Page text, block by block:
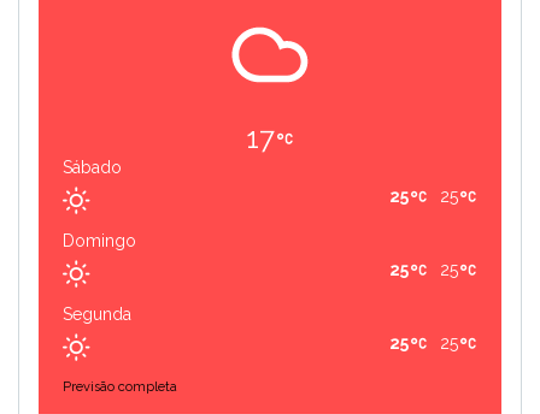
17
Sábado
25
25
Domingo
25
25
Segunda
25
25
Previsão completa